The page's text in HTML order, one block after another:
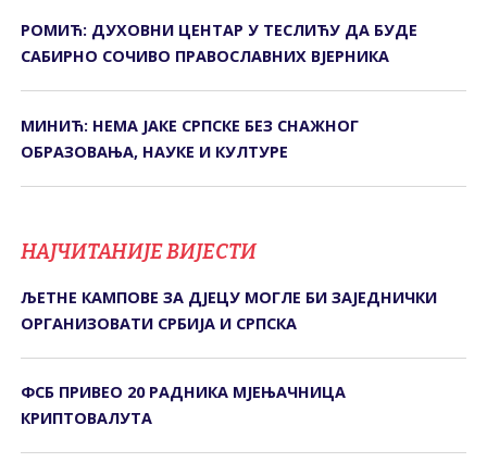
РОМИЋ: ДУХОВНИ ЦЕНТАР У ТЕСЛИЋУ ДА БУДЕ
САБИРНО СОЧИВО ПРАВОСЛАВНИХ ВЈЕРНИКА
МИНИЋ: НЕМА ЈАКЕ СРПСКЕ БЕЗ СНАЖНОГ
ОБРАЗОВАЊА, НАУКЕ И КУЛТУРЕ
НАЈЧИТАНИЈЕ ВИЈЕСТИ
ЉЕТНЕ КАМПОВЕ ЗА ДЈЕЦУ МОГЛЕ БИ ЗАЈЕДНИЧКИ
ОРГАНИЗОВАТИ СРБИЈА И СРПСКА
ФСБ ПРИВЕО 20 РАДНИКА МЈЕЊАЧНИЦА
КРИПТОВАЛУТА